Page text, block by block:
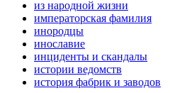
из народной жизни
императорская фамилия
инородцы
инославие
инциденты и скандалы
истории ведомств
история фабрик и заводов